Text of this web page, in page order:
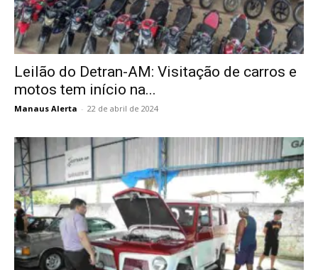
Leilão do Detran-AM: Visitação de carros e
motos tem início na...
Manaus Alerta - 22 de abril de 2024